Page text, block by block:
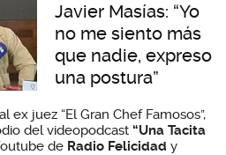
Javier Masías: “Yo
no me siento más
que nadie, expreso
una postura”
ex juez “El Gran Chef Famosos”,
del videopodcast “Una Tacita
de Radio Felicidad y